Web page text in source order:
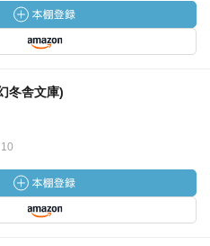
方向を考えながら乗ってい
っていないとできないことな
なぁ。
でもこうは思わない、こう
はできないと思う。そうい
作品は気づきが多い、「傑
る気もします。1989年の出
とえ本屋で見かけていても、
冬舎文庫)
10